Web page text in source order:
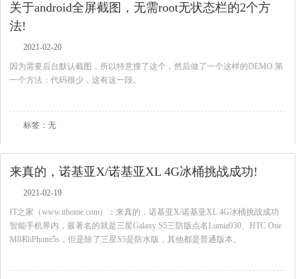
关于android全屏截图，无需root无状态栏的2个方
法!
2021-02-20
因为需要后台默认截图，所以特意搜了这个，然后做了一个这样的DEMO.第
一个方法：代码很少，这有这一段。
标签：无
来真的，诺基亚X/诺基亚XL 4G冰桶挑战成功!
2021-02-19
IT之家（www.ithome.com）：来真的，诺基亚X/诺基亚XL 4G冰桶挑战成功
智能手机界内，最著名的就是三星Galaxy S5三防版点名Lumia930、HTC One
M8和iPhone5s，但是除了三星S5是防水版，其他都是普通版本。